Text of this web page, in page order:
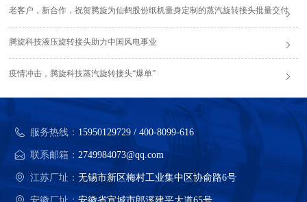
老客户，新合作，祝贺腾旋为仙鹤股份纸机量身定制的蒸汽旋转接头批量交付
腾旋科技液压旋转接头助力中国风电事业
疫情冲击，腾旋科技蒸汽旋转接头“爆单”
服务热线： 15950129729 / 400-8099-616
联系邮箱： 2749984073@qq.com
江苏厂址：无锡市新区梅村工业集中区协俞路6号